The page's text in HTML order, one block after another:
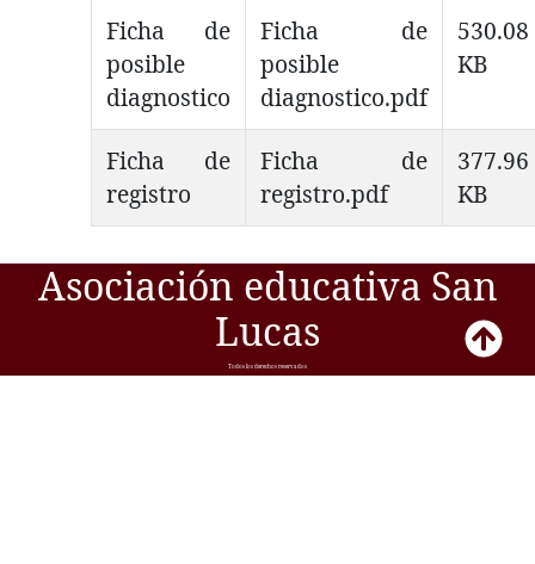
Ficha de
posible
diagnostico
Ficha de
posible
diagnostico.pdf
530.08
KB
Ficha de
registro
Ficha de
registro.pdf
377.96
KB
Asociación educativa San
Lucas
Todos los derechos reservados